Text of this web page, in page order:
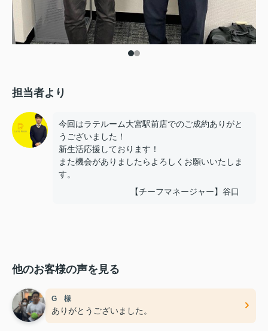
担当者より
今回はラテルーム大宮駅前店でのご成約ありがと
うございました！
新生活応援しております！
また機会がありましたらよろしくお願いいたしま
す。
【チーフマネージャー】谷口
他のお客様の声を見る
G 様
ありがとうございました。